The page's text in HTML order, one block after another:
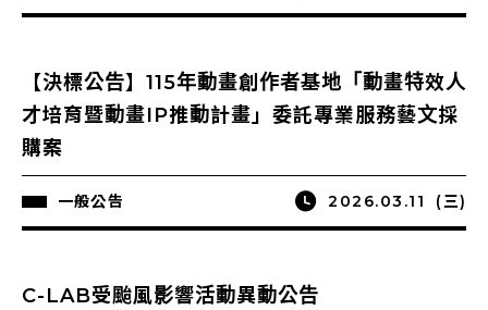
【決標公告】115年動畫創作者基地「動畫特效人
才培育暨動畫IP推動計畫」委託專業服務藝文採
購案
一般公告 2026.03.11 (三)
C-LAB受颱風影響活動異動公告